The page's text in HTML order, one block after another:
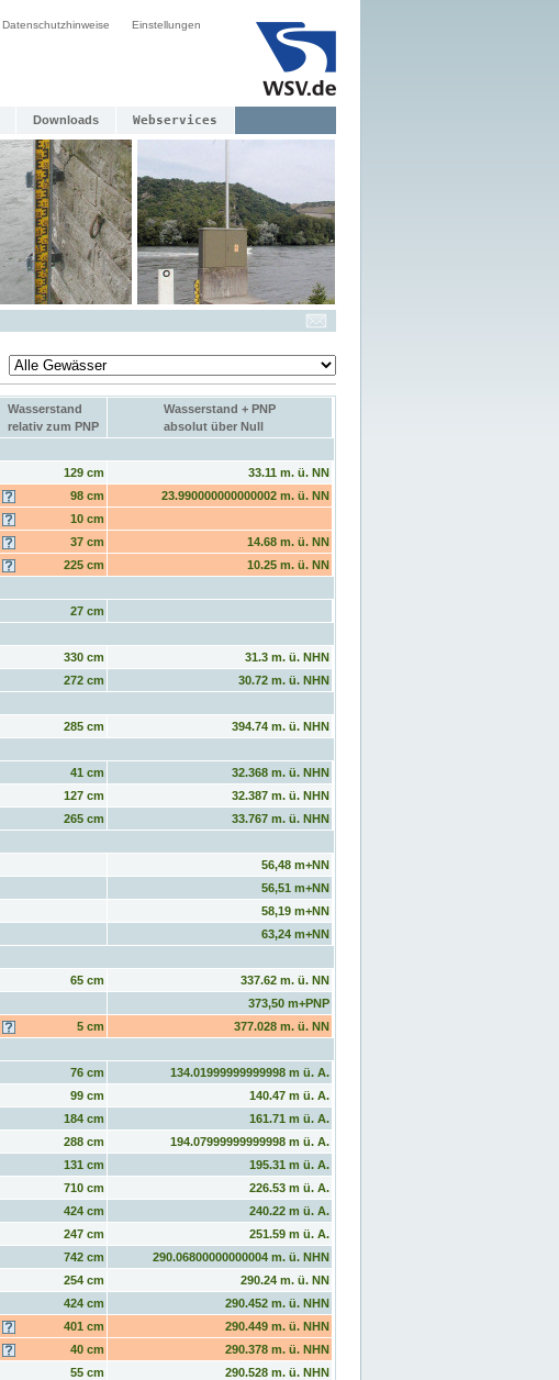
Datenschutzhinweise Einstellungen
Downloads Webservices
Wasserstand
relativ zum PNP
Wasserstand + PNP
absolut über Null
129 cm
33.11 m. ü. NN
98 cm
23.990000000000002 m. ü. NN
10 cm
37 cm
14.68 m. ü. NN
225 cm
10.25 m. ü. NN
27 cm
330 cm
31.3 m. ü. NHN
272 cm
30.72 m. ü. NHN
285 cm
394.74 m. ü. NHN
41 cm
32.368 m. ü. NHN
127 cm
32.387 m. ü. NHN
265 cm
33.767 m. ü. NHN
56,48 m+NN
56,51 m+NN
58,19 m+NN
63,24 m+NN
65 cm
337.62 m. ü. NN
373,50 m+PNP
5 cm
377.028 m. ü. NN
76 cm
134.01999999999998 m ü. A.
99 cm
140.47 m ü. A.
184 cm
161.71 m ü. A.
288 cm
194.07999999999998 m ü. A.
131 cm
195.31 m ü. A.
710 cm
226.53 m ü. A.
424 cm
240.22 m ü. A.
247 cm
251.59 m ü. A.
742 cm
290.06800000000004 m. ü. NHN
254 cm
290.24 m. ü. NN
424 cm
290.452 m. ü. NHN
401 cm
290.449 m. ü. NHN
40 cm
290.378 m. ü. NHN
55 cm
290.528 m. ü. NHN